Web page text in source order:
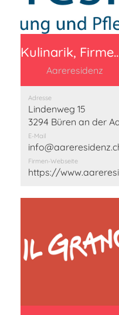
Kulinarik,
Aareresidenz
Adresse
Lindenweg 15
3294 Büren an der
E-Mail
Firmen-Webseite
https://